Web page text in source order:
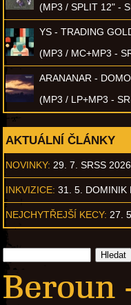
(MP3 / SPLIT 12" -
YS - TRADING
(MP3 / MC+MP3 -
ARANANAR -
(MP3 / LP+MP3 -
AKTUÁLNÍ ČLÁNKY
NOVINKY: 29. 7. SRSS
INKVIZICE: 31. 5. DOMINIK
NEJCHYTŘEJŠÍ KECY: 27.
Beroun